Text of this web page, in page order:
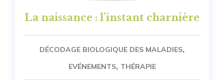
La naissance : l’instant charnière
DÉCODAGE BIOLOGIQUE DES MALADIES,
EVÉNEMENTS, THÉRAPIE